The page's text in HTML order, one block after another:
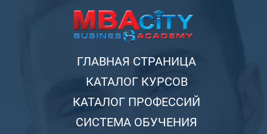
ГЛАВНАЯ СТРАНИЦА
КАТАЛОГ КУРСОВ
КАТАЛОГ ПРОФЕССИЙ
СИСТЕМА ОБУЧЕНИЯ